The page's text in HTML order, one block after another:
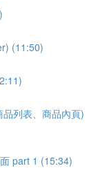
(11:50)
列表、商品內頁)
part 1 (15:34)